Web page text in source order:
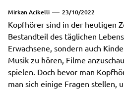
Mirkan Acikelli 23/10/2022
Kopfhörer sind in der heutigen
Bestandteil des täglichen
Erwachsene, sondern auch
Musik zu hören, Filme
spielen. Doch bevor man
man sich einige Fragen stellen,